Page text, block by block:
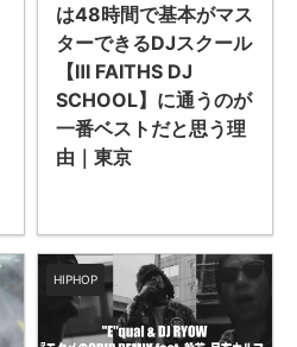
は48時間で基本がマス
ターできるDJスクール
【Ⅲ FAITHS DJ
SCHOOL】に通うのが
一番ベストだと思う理
由｜東京
HIPHOP